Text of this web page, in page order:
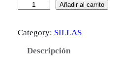
l
Añadir al carrito
Category: SILLAS
Descripción